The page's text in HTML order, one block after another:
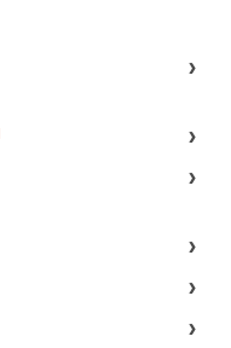
›
›
›
›
›
›